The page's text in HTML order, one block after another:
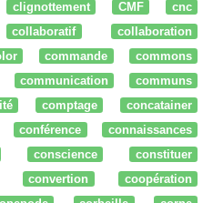
clignottement CMF
cnc
collaboratif
collaboration
commande
commons
communication
communs
comptage
concatainer
conférence
connaissances
conscience
constituer
convertion
coopération